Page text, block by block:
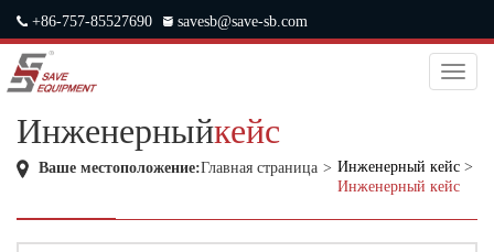
+86-757-85527690 savesb@save-sb.com
RUSSIANToggle
Инженерныйкейс
Ваше местоположение:Главная страница > Инженерный кейс >
Инженерный кейс